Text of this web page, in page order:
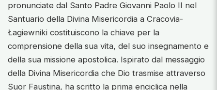
pronunciate dal Santo Padre Giovanni Paolo II nel
Santuario della Divina Misericordia a Cracovia-
Łagiewniki costituiscono la chiave per la
comprensione della sua vita, del suo insegnamento e
della sua missione apostolica. Ispirato dal messaggio
della Divina Misericordia che Dio trasmise attraverso
Suor Faustina, ha scritto la prima enciclica nella